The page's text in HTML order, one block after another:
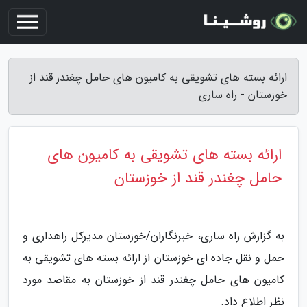
ارائه بسته های تشویقی به کامیون های حامل چغندر قند از
خوزستان - راه ساری
ارائه بسته های تشویقی به کامیون های
حامل چغندر قند از خوزستان
به گزارش راه ساری، خبرنگاران/خوزستان مدیرکل راهداری و
حمل و نقل جاده ای خوزستان از ارائه بسته های تشویقی به
کامیون های حامل چغندر قند از خوزستان به مقاصد مورد
نظر اطلاع داد.